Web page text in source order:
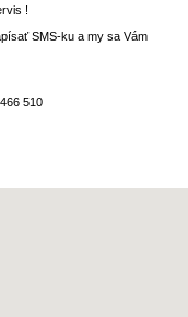
!
SMS-ku a my sa Vám
510